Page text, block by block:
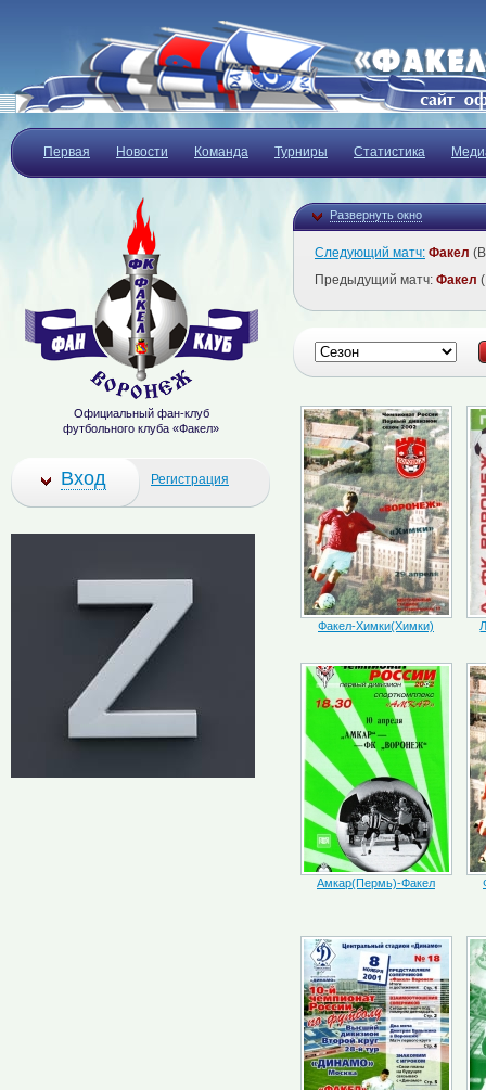
Первая Новости Команда Турниры Статистика
Развернуть окно
Следующий матч: Факел
Предыдущий матч: Факел
Факел-Химки(Химки)
Амкар(Пермь)-Факел
Официальный фан-клуб
футбольного клуба «Факел»
Вход Регистрация